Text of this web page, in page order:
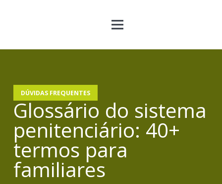
DÚVIDAS FREQUENTES
Glossário do sistema
penitenciário: 40+
termos para
familiares